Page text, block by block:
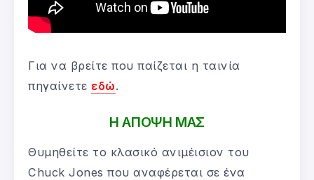
Για να βρείτε που παίζεται η ταινία
πηγαίνετε εδώ.
Η ΑΠΟΨΗ ΜΑΣ
Θυμηθείτε το κλασικό ανιμέισιον του
Chuck Jones που αναφέρεται σε ένα